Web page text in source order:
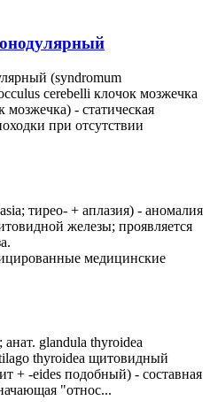
(syndromum
cerebelli клочок мозжечка
мозжечка) - статическая
при отсутствии
тирео- + аплазия) - аномалия
железы; проявляется
медицинские
glandula thyroidea
thyroidea щитовидный
+ -eides подобный) - составная
"относ...